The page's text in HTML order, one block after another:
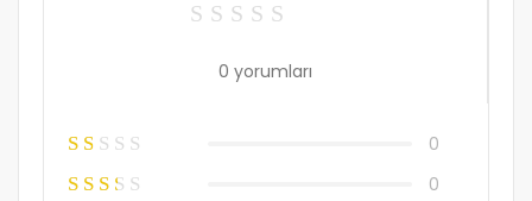
0 yorumları
0
0